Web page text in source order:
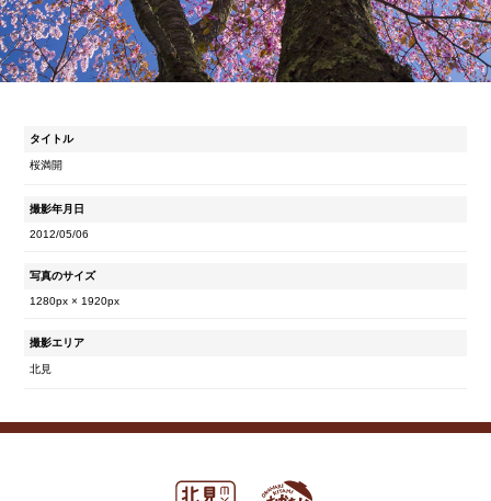
タイトル
桜満開
撮影年月日
2012/05/06
写真のサイズ
1280px × 1920px
撮影エリア
北見